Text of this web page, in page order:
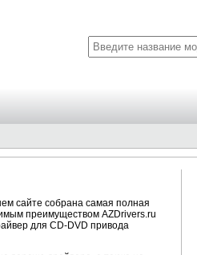
сайте собрана самая полная
преимуществом AZDrivers.ru
для CD-DVD привода